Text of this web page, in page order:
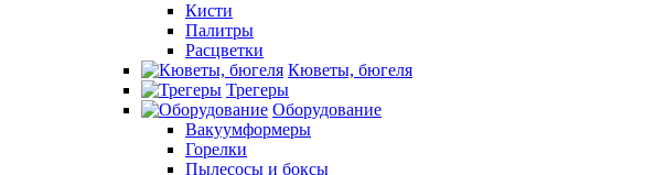
Кисти
Палитры
Расцветки
Кюветы, бюгеля
Трегеры
Оборудование
Вакуумформеры
Горелки
Пылесосы и боксы